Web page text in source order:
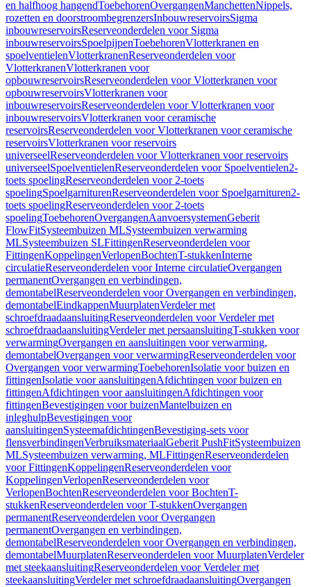
en halfhoog hangendToebehorenOvergangenManchettenNippels,
rozetten en doorstroombegrenzersInbouwreservoirsSigma
inbouwreservoirsReserveonderdelen voor Sigma
inbouwreservoirsSpoelpijpenToebehorenVlotterkranen en
spoelventielenVlotterkranenReserveonderdelen voor
VlotterkranenVlotterkranen voor
opbouwreservoirsReserveonderdelen voor Vlotterkranen voor
opbouwreservoirsVlotterkranen voor
inbouwreservoirsReserveonderdelen voor Vlotterkranen voor
inbouwreservoirsVlotterkranen voor ceramische
reservoirsReserveonderdelen voor Vlotterkranen voor ceramische
reservoirsVlotterkranen voor reservoirs
universeelReserveonderdelen voor Vlotterkranen voor reservoirs
universeelSpoelventielenReserveonderdelen voor Spoelventielen2-
toets spoelingReserveonderdelen voor 2-toets
spoelingSpoelgarniturenReserveonderdelen voor Spoelgarnituren2-
toets spoelingReserveonderdelen voor 2-toets
spoelingToebehorenOvergangenAanvoersystemenGeberit
FlowFitSysteembuizen MLSysteembuizen verwarming
MLSysteembuizen SLFittingenReserveonderdelen voor
FittingenKoppelingenVerlopenBochtenT-stukkenInterne
circulatieReserveonderdelen voor Interne circulatieOvergangen
permanentOvergangen en verbindingen,
demontabelReserveonderdelen voor Overgangen en verbindingen,
demontabelEindkappenMuurplatenVerdeler met
schroefdraadaansluitingReserveonderdelen voor Verdeler met
schroefdraadaansluitingVerdeler met persaansluitingT-stukken voor
verwarmingOvergangen en aansluitingen voor verwarming,
demontabelOvergangen voor verwarmingReserveonderdelen voor
Overgangen voor verwarmingToebehorenIsolatie voor buizen en
fittingenIsolatie voor aansluitingenAfdichtingen voor buizen en
fittingenAfdichtingen voor aansluitingenAfdichtingen voor
fittingenBevestigingen voor buizenMantelbuizen en
inleghulpBevestigingen voor
aansluitingenSysteemafdichtingenBevestiging-sets voor
flensverbindingenVerbruiksmateriaalGeberit PushFitSysteembuizen
MLSysteembuizen verwarming, MLFittingenReserveonderdelen
voor FittingenKoppelingenReserveonderdelen voor
KoppelingenVerlopenReserveonderdelen voor
VerlopenBochtenReserveonderdelen voor BochtenT-
stukkenReserveonderdelen voor T-stukkenOvergangen
permanentReserveonderdelen voor Overgangen
permanentOvergangen en verbindingen,
demontabelReserveonderdelen voor Overgangen en verbindingen,
demontabelMuurplatenReserveonderdelen voor MuurplatenVerdeler
met steekaansluitingReserveonderdelen voor Verdeler met
steekaansluitingVerdeler met schroefdraadaansluitingOvergangen